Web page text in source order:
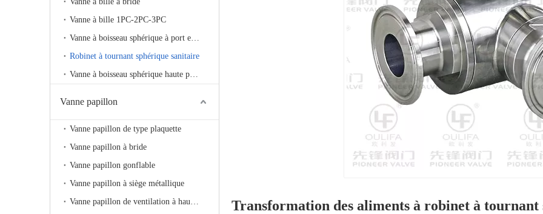
Vanne à bille 1PC-2PC-3PC
Vanne à boisseau sphérique à port en V
Robinet à tournant sphérique sanitaire
Vanne à boisseau sphérique haute pression
Vanne papillon
Vanne papillon de type plaquette
Vanne papillon à bride
Vanne papillon gonflable
Vanne papillon à siège métallique
Vanne papillon de ventilation à haute température
Transformation des aliments à robinet à